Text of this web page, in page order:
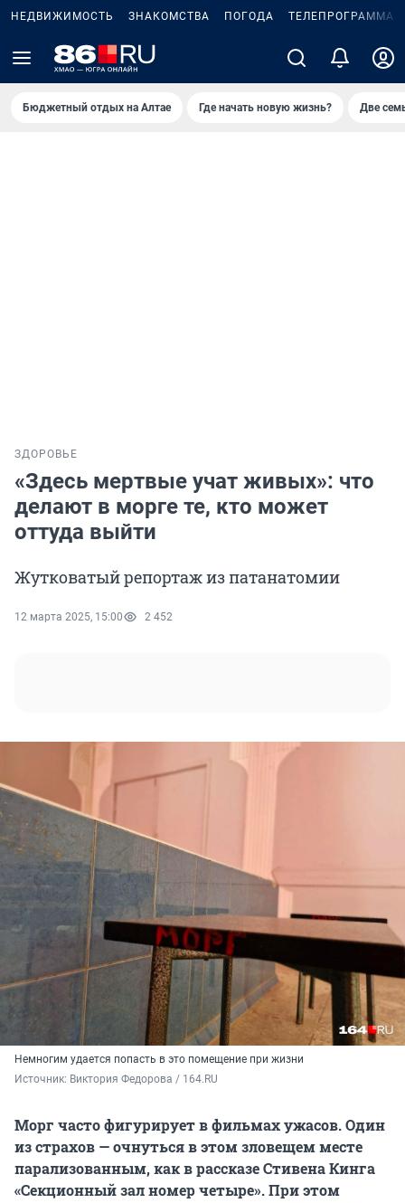
НЕДВИЖИМОСТЬ ЗНАКОМСТВА ПОГОДА ТЕЛЕПРОГРАММА
Бюджетный отдых на Алтае Где начать новую жизнь? Две
ЗДОРОВЬЕ
«Здесь мертвые учат живых»: что
делают в морге те, кто может
оттуда выйти
Жутковатый репортаж из патанатомии
12 марта 2025, 15:00 2 452
Немногим удается попасть в это помещение при жизни
Источник: Виктория Федорова / 164.RU
Морг часто фигурирует в фильмах ужасов. Один
из страхов — очнуться в этом зловещем месте
парализованным, как в рассказе Стивена Кинга
«Секционный зал номер четыре». При этом